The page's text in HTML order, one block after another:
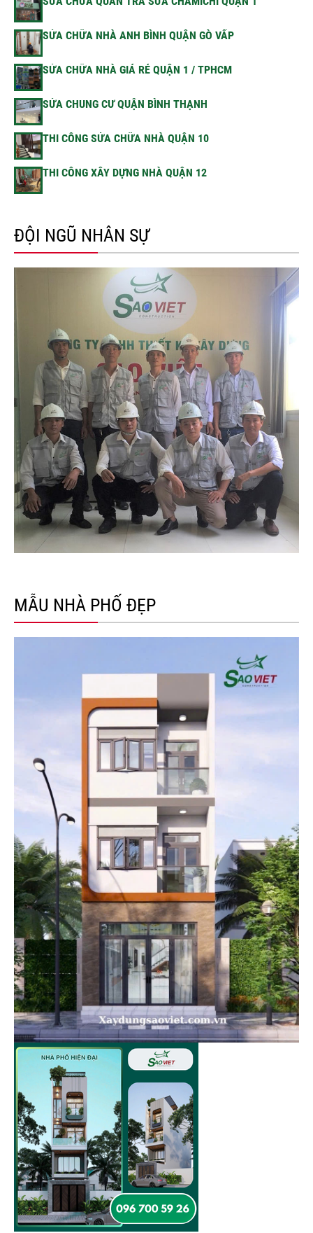
SỬA CHỮA NHÀ ANH BÌNH QUẬN GÒ VẤP
SỬA CHỮA NHÀ GIÁ RẺ QUẬN 1 / TPHCM
SỬA CHUNG CƯ QUẬN BÌNH THẠNH
THI CÔNG SỬA CHỮA NHÀ QUẬN 10
THI CÔNG XÂY DỰNG NHÀ QUẬN 12
ĐỘI NGŨ NHÂN SỰ
MẪU NHÀ PHỐ ĐẸP